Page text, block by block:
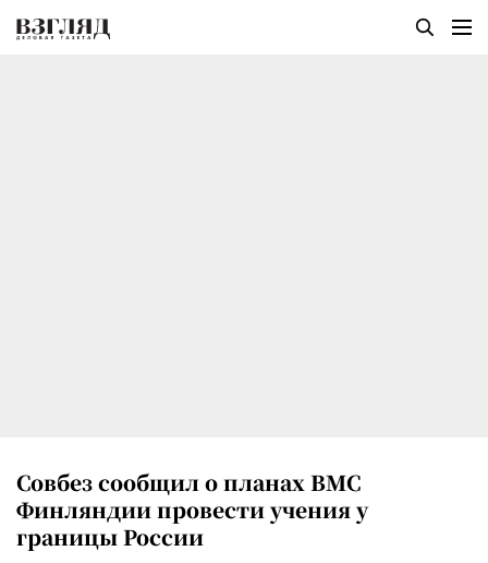
Совбез сообщил о планах ВМС
Финляндии провести учения у
границы России